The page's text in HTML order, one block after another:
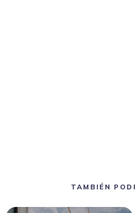
TAMBIÉN